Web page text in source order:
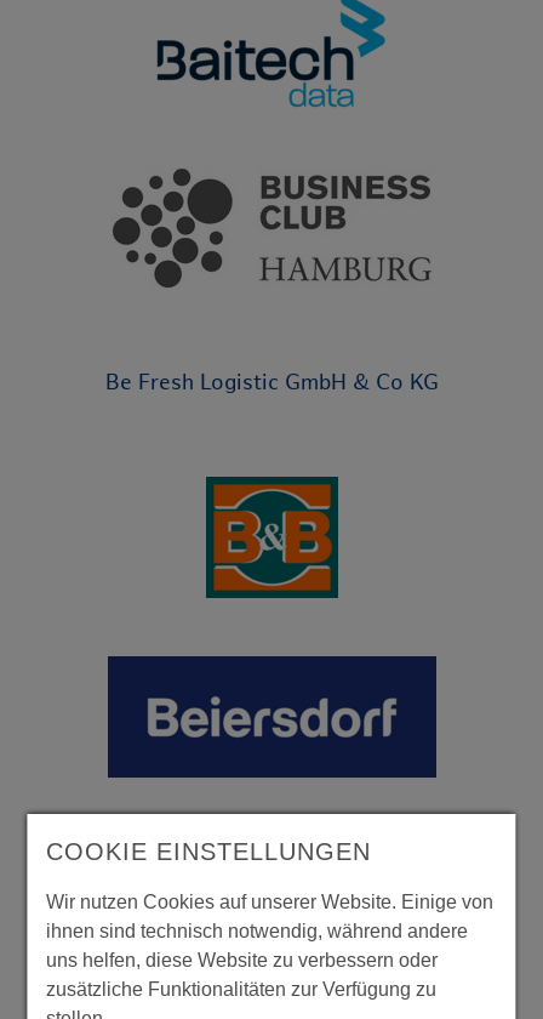
COOKIE EINSTELLUNGEN
Wir nutzen Cookies auf unserer Website. Einige von
ihnen sind technisch notwendig, während andere
uns helfen, diese Website zu verbessern oder
zusätzliche Funktionalitäten zur Verfügung zu
Be Fresh Logistic GmbH & Co KG